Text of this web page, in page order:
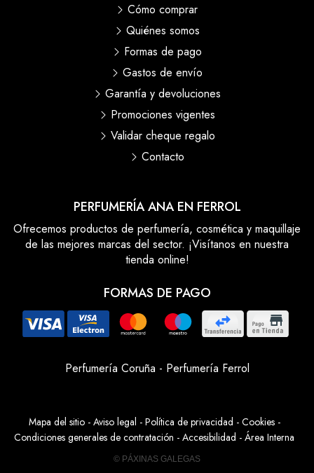
PERFUMERÍA ANA EN FERROL
Ofrecemos productos de perfumería, cosmética y maquillaje
de las mejores marcas del sector. ¡Visítanos en nuestra
tienda online!
FORMAS DE PAGO
Cómo comprar
Quiénes somos
Formas de pago
Gastos de envío
Garantía y devoluciones
Promociones vigentes
Validar cheque regalo
Contacto
Perfumería Coruña - Perfumería Ferrol
Mapa del sitio- Aviso legal - Política de privacidad - Cookies-
Condiciones generales de contratación - Accesibilidad - Área Interna
© PÁXINAS GALEGAS